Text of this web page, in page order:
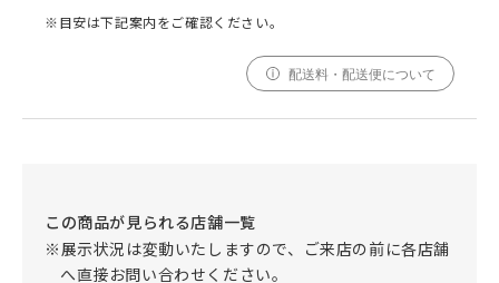
※目安は下記案内をご確認ください。
配送料・配送便について
この商品が見られる店舗一覧
※展示状況は変動いたしますので、ご来店の前に各店舗
へ直接お問い合わせください。